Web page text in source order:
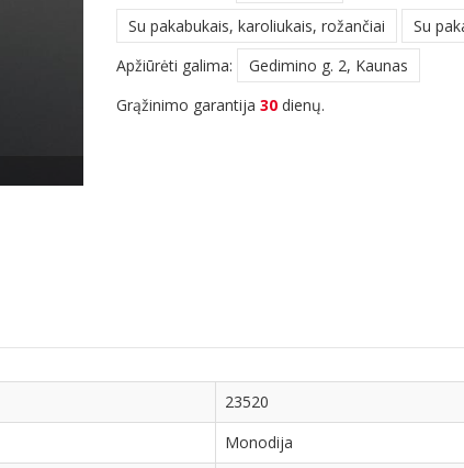
Su pakabukais, karoliukais, rožančiai
Su
Apžiūrėti galima:
Gedimino g. 2, Kaunas
Grąžinimo garantija 30 dienų.
23520
Monodija